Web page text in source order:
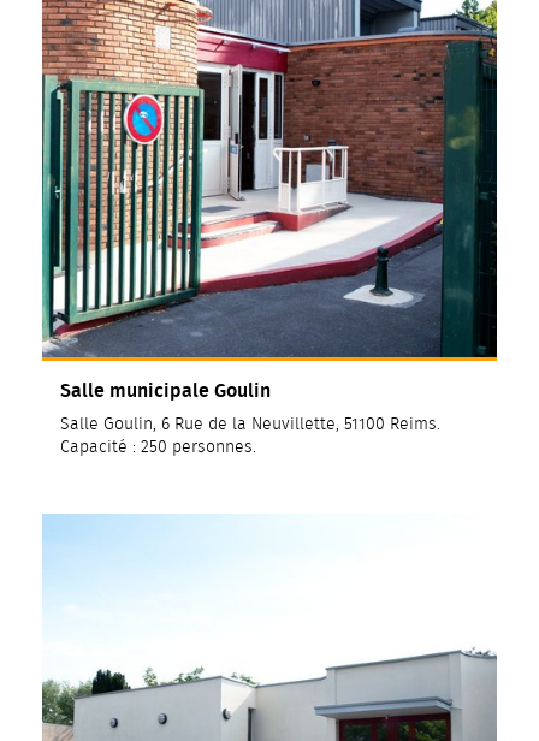
Salle municipale Goulin
Salle Goulin, 6 Rue de la Neuvillette, 51100 Reims.
Capacité : 250 personnes.